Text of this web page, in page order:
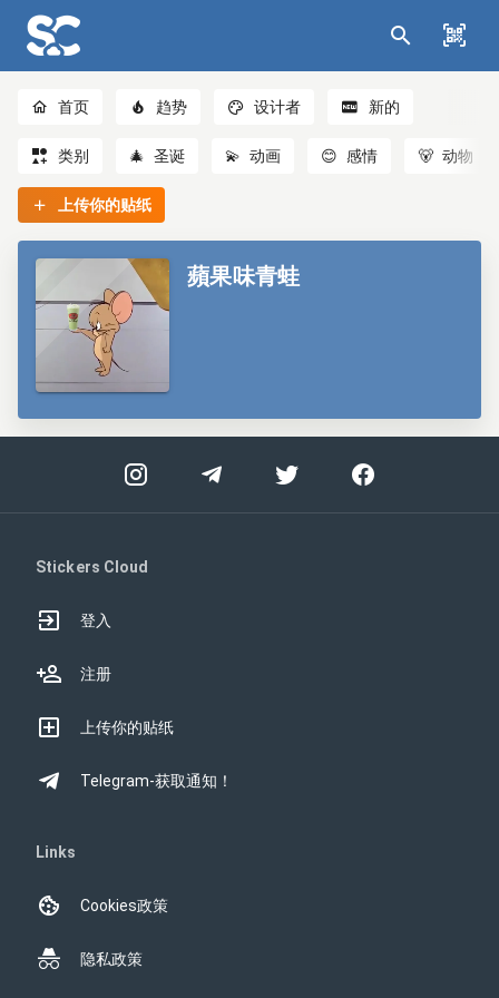
首页 趋势 设计者 新的
类别 🎄 圣诞 💫 动画 😊 感情 🐻 动物
上传你的贴纸
蘋果味青蛙
Stickers Cloud
登入
注册
上传你的贴纸
Telegram-获取通知！
Links
Cookies政策
隐私政策